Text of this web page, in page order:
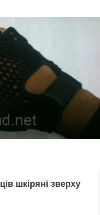
шкіряні зверху